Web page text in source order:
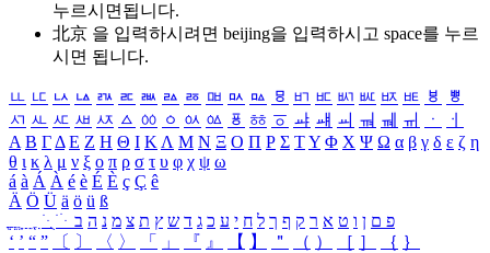
누르시면됩니다.
北京 을 입력하시려면 beijing을 입력하시고 space를 누르
시면 됩니다.
ㅥ ㅦ ㅧ ㅨ ㅩ ㅪ ㅫ ㅬ ㅭ ㅮ ㅯ ㅰ ㅱ ㅲ ㅳ ㅴ ㅵ ㅶ ㅷ ㅸ
ㅹ
ㅺ ㅻ ㅼ ㅽ ㅾ ㅿ ㆀ ㆁ ㆂ ㆃ ㆄ ㆅ ㆆ ㆇ ㆈ ㆉ ㆊ ㆋ ㆌ ㆍ
ㆎ
Α Β ΓΔ Ε Ζ Η Θ Ι ΚΛ Μ Ν Ξ Ο Π Ρ Σ ΤΥ Φ Χ Ψ Ω α β γ δ ε ζ η
θ ι κ λ μ ν ξ ο π ρ σ τ υ φ χ ψ ω
á à Á À é è É È ç Ç ê
Ä Ö Ü ä ö ü ß
ִֶֹ ֻּ ׁׂ פ ם ן ו ט א ר ק ף ך ל ח י ע כ ג ד ש ץ ת צ מ נ ה ב
‘ ’ “ ” 〔 〕 〈 〉 「 」 『 』 【 】 ＂ （ ） ［ ］ ｛ ｝